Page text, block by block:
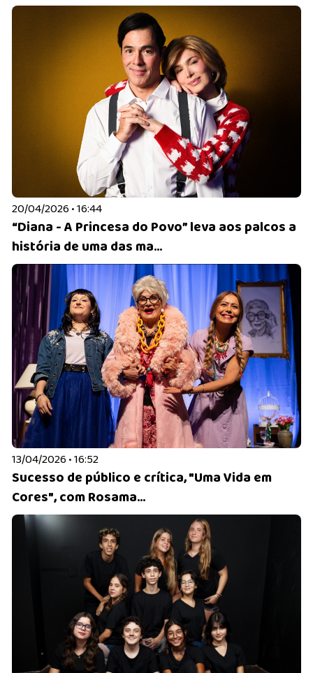
20/04/2026 • 16:44
“Diana - A Princesa do Povo” leva aos palcos a
história de uma das ma...
13/04/2026 • 16:52
Sucesso de público e crítica, "Uma Vida em
Cores", com Rosama...